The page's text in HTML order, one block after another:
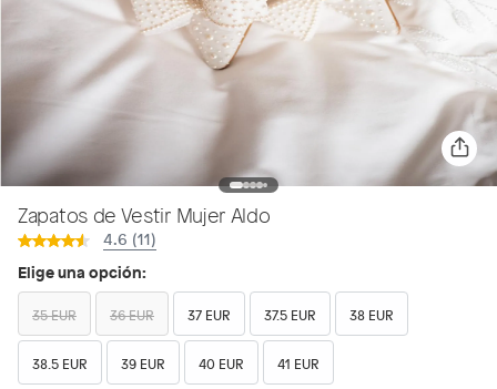
Zapatos de Vestir Mujer Aldo
4.6 (11)
Elige una opción:
35 EUR 36 EUR 37 EUR 37.5 EUR 38 EUR
38.5 EUR 39 EUR 40 EUR 41 EUR